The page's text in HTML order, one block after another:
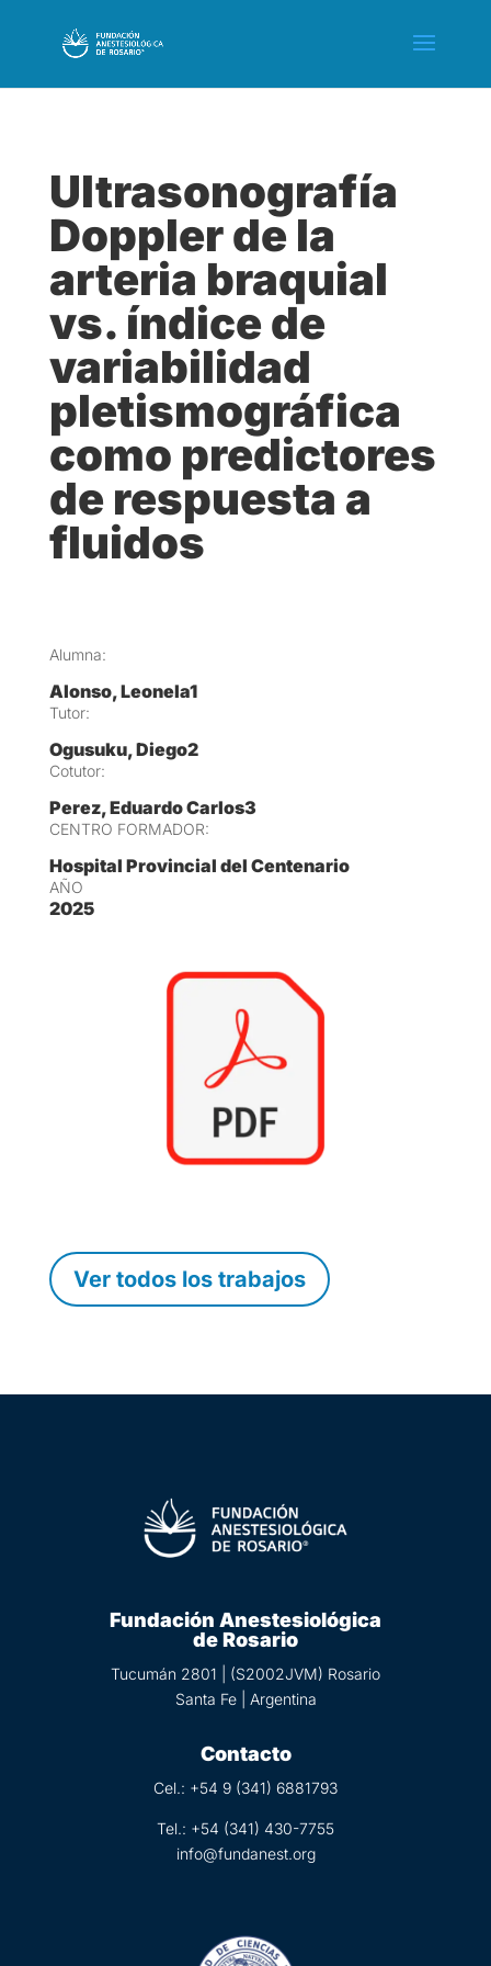
Ultrasonografía
Doppler de la
arteria braquial
vs. índice de
variabilidad
pletismográfica
como predictores
de respuesta a
fluidos
Alumna:
Alonso, Leonela1
Tutor:
Ogusuku, Diego2
Cotutor:
Perez, Eduardo Carlos3
CENTRO FORMADOR:
Hospital Provincial del Centenario
AÑO
2025
Ver todos los trabajos
Fundación Anestesiológica
de Rosario
Tucumán 2801 | (S2002JVM) Rosario
Santa Fe | Argentina
Contacto
Cel.: +54 9 (341) 6881793
Tel.: +54 (341) 430-7755
info@fundanest.org